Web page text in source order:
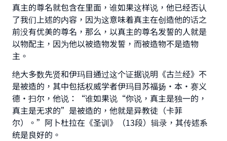
真主的尊名就包含在里面，谁如果这样说，他已经否认
了我们上述的内容，因为这意味着真主在创造他的话之
前没有优美的尊名，那么，以真主的尊名发誓的人就是
以物配主，因为他以被造物发誓，而被造物不是造物
主。
绝大多数先贤和伊玛目通过这个证据说明《古兰经》不
是被造的，其中包括权威学者伊玛目苏福扬•本•赛义
德·扫尔，他说：“谁如果说“你说，真主是独一的，
真主是无求的”是被造的，他就是异教徒（卡菲
尔）。”阿卜杜拉在《圣训》（13段）辑录，其传述系
统是良好的。